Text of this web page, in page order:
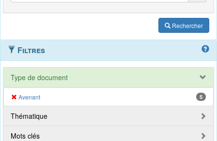
Rechercher
Filtres
Type de document
Avenant 5
Thématique
Mots clés